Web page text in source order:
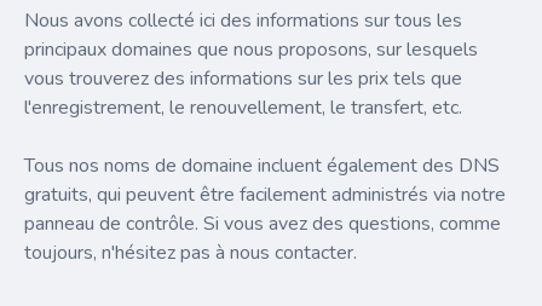
Nous avons collecté ici des informations sur tous les
principaux domaines que nous proposons, sur lesquels
vous trouverez des informations sur les prix tels que
l'enregistrement, le renouvellement, le transfert, etc.
Tous nos noms de domaine incluent également des DNS
gratuits, qui peuvent être facilement administrés via notre
panneau de contrôle. Si vous avez des questions, comme
toujours, n'hésitez pas à nous contacter.